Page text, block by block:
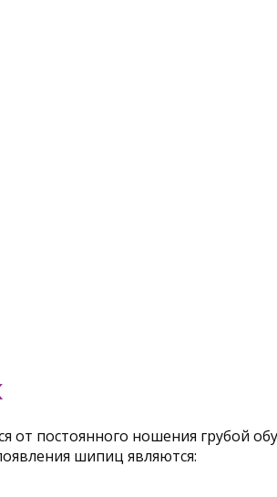
постоянного ношения грубой
шипиц являются: